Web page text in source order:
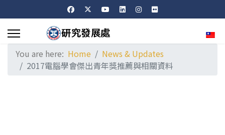
You are here: Home
News & Updates
2017電腦學會傑出青年獎推薦與相關資料